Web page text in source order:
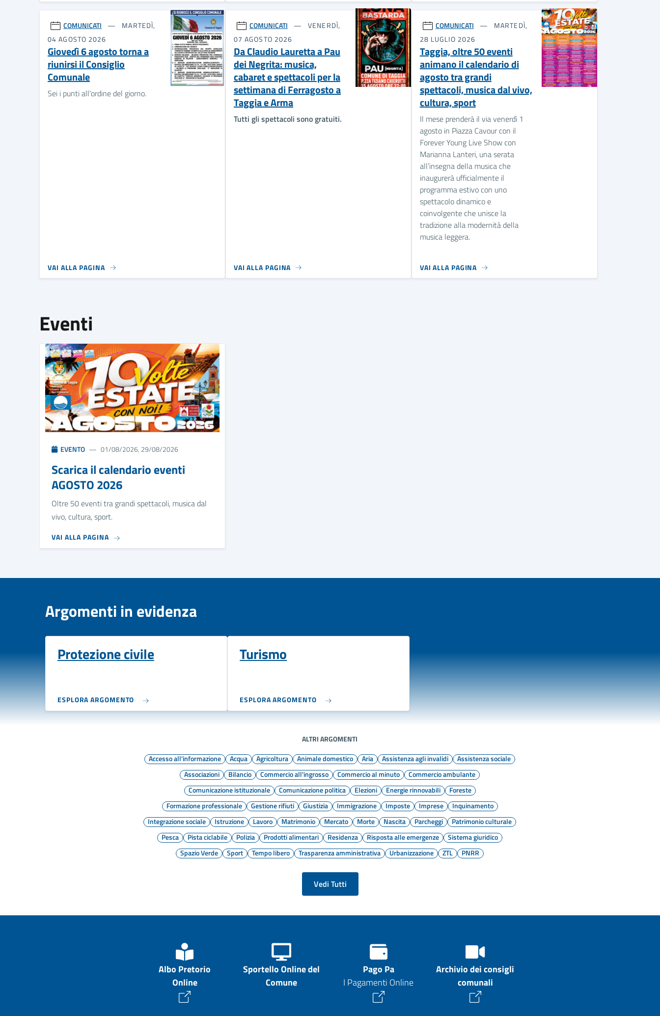
COMUNICATI
MARTEDÌ,
04 AGOSTO 2026
Giovedì 6 agosto torna a
riunirsi il Consiglio
Comunale
Sei i punti all'ordine del giorno.
VAI ALLA PAGINA
COMUNICATI
VENERDÌ,
07 AGOSTO 2026
Da Claudio Lauretta a Pau
dei Negrita: musica,
cabaret e spettacoli per la
settimana di Ferragosto a
Taggia e Arma
Tutti gli spettacoli sono gratuiti.
VAI ALLA PAGINA
COMUNICATI
MARTEDÌ,
28 LUGLIO 2026
Taggia, oltre 50 eventi
animano il calendario di
agosto tra grandi
spettacoli, musica dal vivo,
cultura, sport
Il mese prenderà il via venerdì 1
agosto in Piazza Cavour con il
Forever Young Live Show con
Marianna Lanteri, una serata
all’insegna della musica che
inaugurerà ufficialmente il
programma estivo con uno
spettacolo dinamico e
coinvolgente che unisce la
tradizione alla modernità della
musica leggera.
VAI ALLA PAGINA
Eventi
EVENTO 01/08/2026, 29/08/2026
Scarica il calendario eventi
AGOSTO 2026
Oltre 50 eventi tra grandi spettacoli, musica dal
vivo, cultura, sport.
VAI ALLA PAGINA
Argomenti in evidenza
Protezione civile
ESPLORA ARGOMENTO
Turismo
ESPLORA ARGOMENTO
ALTRI ARGOMENTI
Accesso all'informazione
Acqua Agricoltura Animale domestico Aria Assistenza agli invalidi
Assistenza sociale
Associazioni
Bilancio Commercio all'ingrosso Commercio al minuto
Commercio ambulante
Comunicazione istituzionale
Comunicazione politica Elezioni Energie rinnovabili
Foreste
Formazione professionale
Gestione rifiuti Giustizia Immigrazione Imposte Imprese
Inquinamento
Integrazione sociale
Istruzione Lavoro Matrimonio Mercato Morte Nascita Parcheggi
Patrimonio culturale
Pesca
Pista ciclabile Polizia Prodotti alimentari Residenza Risposta alle emergenze
Sistema giuridico
Spazio Verde
Sport Tempo libero Trasparenza amministrativa Urbanizzazione ZTL PNRR
Vedi Tutti
Albo Pretorio
Online
Sportello Online del
Comune
Pago Pa
I Pagamenti Online
Archivio dei consigli
comunali